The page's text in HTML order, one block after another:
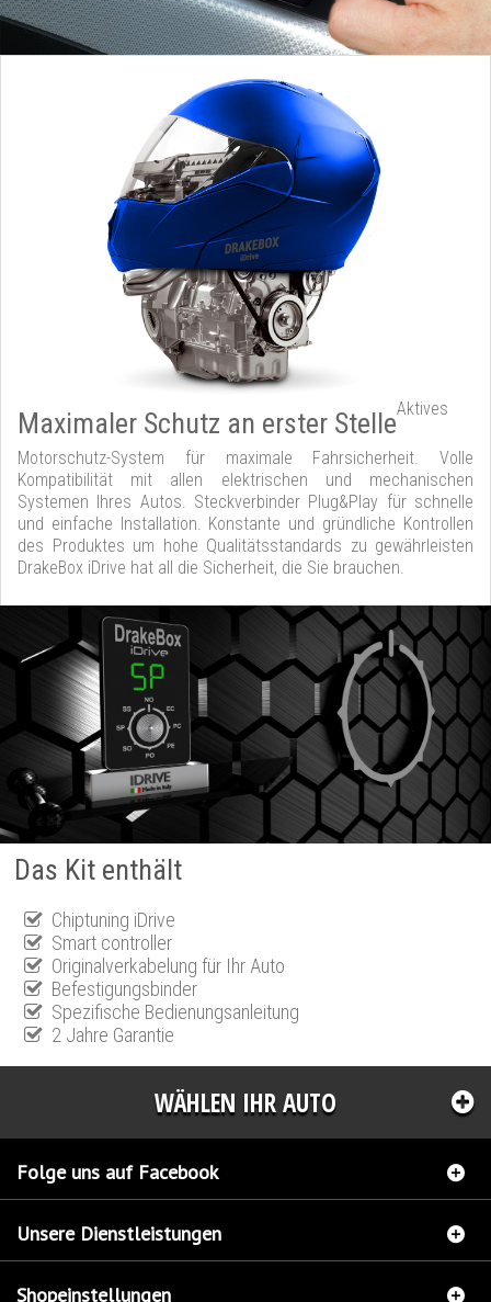
Maximaler Schutz an erster StelleAktives
Motorschutz-System für maximale Fahrsicherheit. Volle
Kompatibilität mit allen elektrischen und mechanischen
Systemen Ihres Autos. Steckverbinder Plug&Play für schnelle
und einfache Installation. Konstante und gründliche Kontrollen
des Produktes um hohe Qualitätsstandards zu gewährleisten
DrakeBox iDrive hat all die Sicherheit, die Sie brauchen.
Das Kit enthält
Chiptuning iDrive
Smart controller
Originalverkabelung für Ihr Auto
Befestigungsbinder
Spezifische Bedienungsanleitung
2 Jahre Garantie
WÄHLEN IHR AUTO
Folge uns auf Facebook
Unsere Dienstleistungen
Shopeinstellungen